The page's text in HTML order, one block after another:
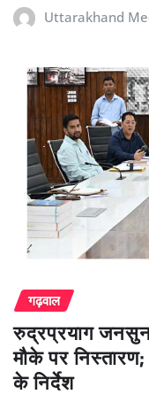
Uttarakhand
गढ़वाल
रुद्रप्रयाग
मौके पर निस्तारण;
के निर्देश